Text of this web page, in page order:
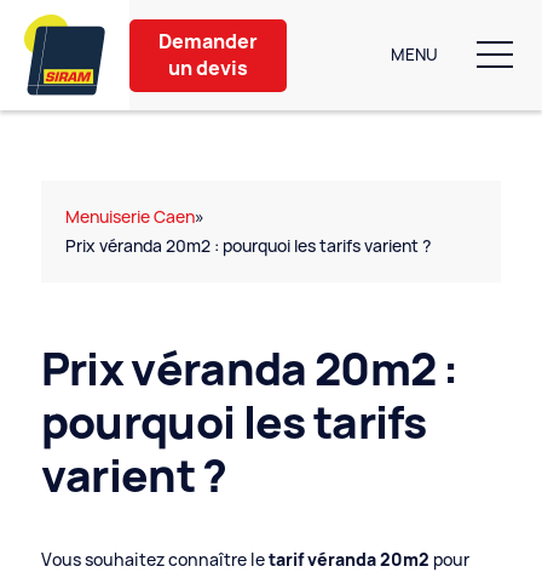
Debug single.php
Contact
Demander
un devis
MENU
Menuiserie Caen»
Prix véranda 20m2 : pourquoi les tarifs varient ?
Prix véranda 20m2 :
pourquoi les tarifs
varient ?
Vous souhaitez connaître letarif véranda 20m2 pour